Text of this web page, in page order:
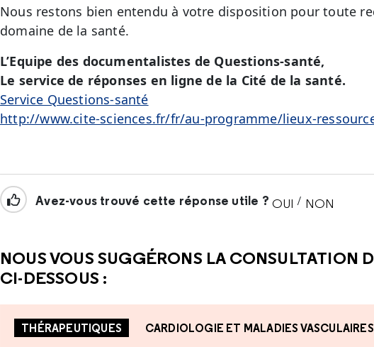
Nous restons bien entendu à votre disposition pour toute
domaine de la santé.
L’Equipe des documentalistes de Questions-santé,
Le service de réponses en ligne de la Cité de la santé.
Service Questions-santé
http://www.cite-sciences.fr/fr/au-programme/lieux-
Avez-vous trouvé cette réponse utile ? OUI / NON
NOUS VOUS SUGGÉRONS LA CONSULTATION
CI-DESSOUS :
THÉRAPEUTIQUES CARDIOLOGIE ET MALADIES VASCULAIRES